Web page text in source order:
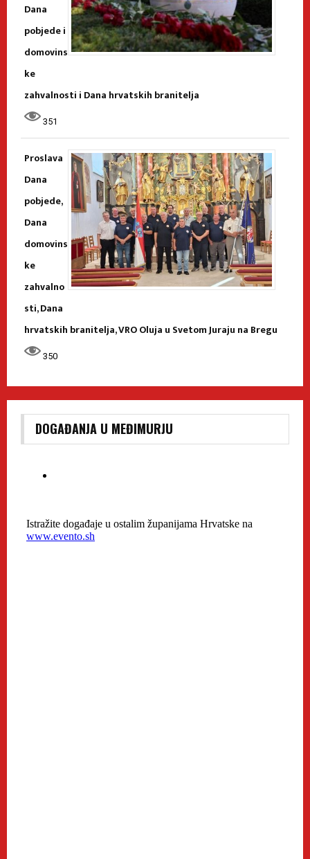
Dana
pobjede i
domovins
ke
zahvalnosti i Dana hrvatskih branitelja
351
Proslava
Dana
pobjede,
Dana
domovins
ke
zahvalno
sti, Dana
hrvatskih branitelja, VRO Oluja u Svetom Juraju na Bregu
350
DOGAĐANJA U MEĐIMURJU